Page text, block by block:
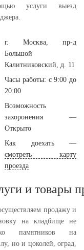
услуги выезд
г. Москва, пр-д
Большой
Калитниковский, д. 11
Часы работы: с 9:00 до
20:00
Возможность
захоронения —
Открыто
Как доехать —
смотреть карту
проезда
и товары
продажу и
на кладбище не
памятников на
но и цоколей, оград,